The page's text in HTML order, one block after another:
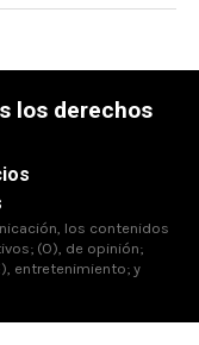
los derechos
los contenidos
(O), de opinión;
entretenimiento; y